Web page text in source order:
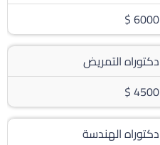
6000 $
دكتوراه التمريض
4500 $
دكتوراه الهندسة